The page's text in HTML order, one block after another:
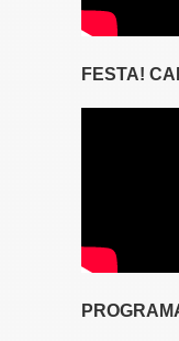
FESTA!